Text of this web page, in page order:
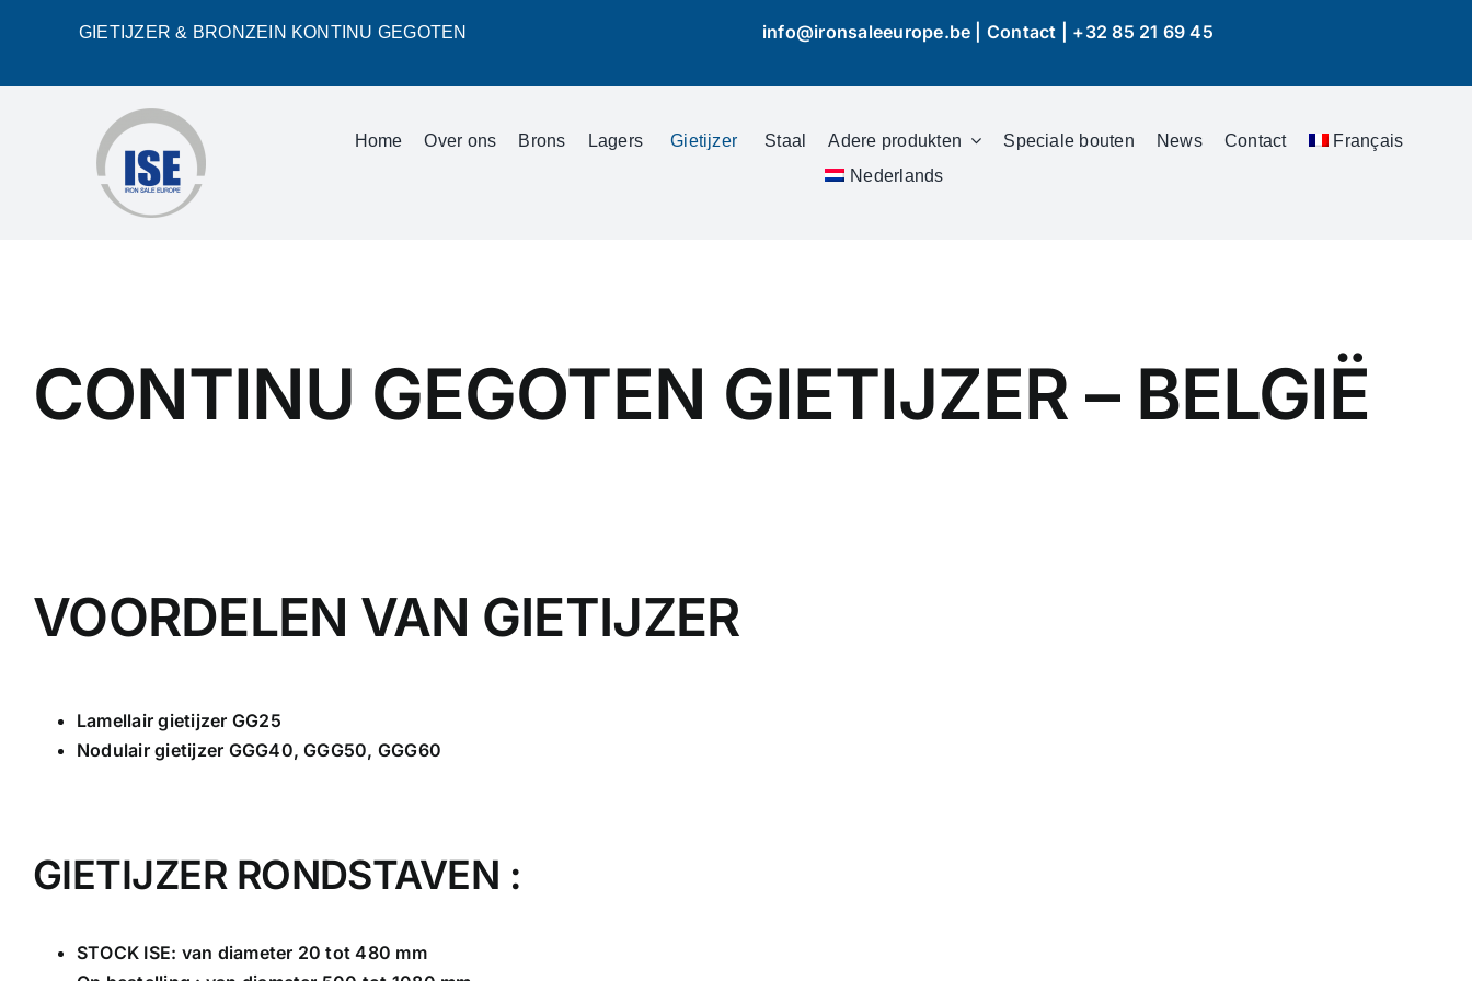
GIETIJZER & BRONZEIN KONTINU GEGOTEN info@ironsaleeurope.be Contact | +32 85 21 69 45
Home Over ons Brons Lagers Gietijzer Staal Adere produkten Speciale bouten News Contact
Français
Nederlands
CONTINU GEGOTEN GIETIJZER – BELGIË
VOORDELEN VAN GIETIJZER
Lamellair gietijzer GG25
Nodulair gietijzer GGG40, GGG50, GGG60
GIETIJZER RONDSTAVEN :
STOCK ISE: van diameter 20 tot 480 mm